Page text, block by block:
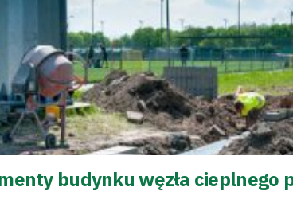
budynku węzła cieplnego